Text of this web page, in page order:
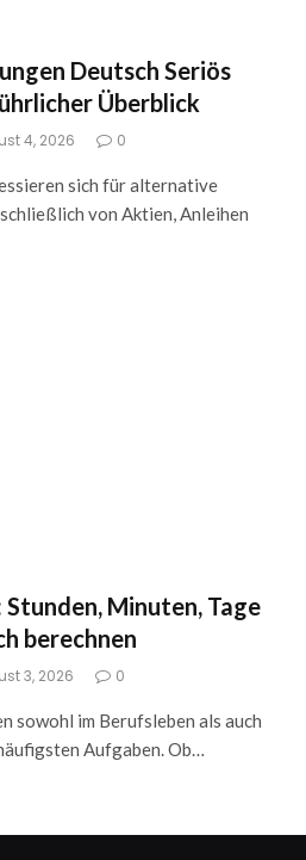
Deutsch Seriös
Überblick
4, 2026 0
sich für alternative
von Aktien, Anleihen
Minuten, Tage
berechnen
3, 2026 0
sowohl im Berufsleben als auch
Aufgaben. Ob…